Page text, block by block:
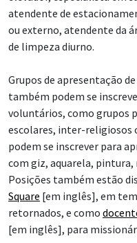
atendente de
ou externo, atendente da
de limpeza diurno.
Grupos de apresentação
também podem se
voluntários, como grupos
escolares, inter-religiosos
podem se inscrever para
com giz, aquarela, pintura,
Posições também estão
Square [em inglês], em
retornados, e como
[em inglês], para